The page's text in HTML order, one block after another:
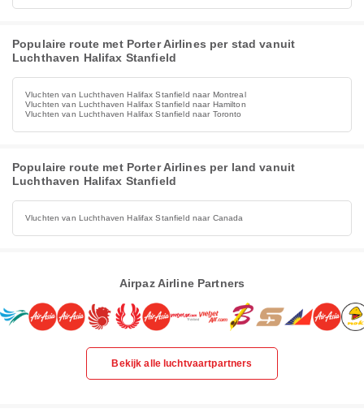
Populaire route met Porter Airlines per stad vanuit
Luchthaven Halifax Stanfield
Vluchten van Luchthaven Halifax Stanfield naar Montreal
Vluchten van Luchthaven Halifax Stanfield naar Hamilton
Vluchten van Luchthaven Halifax Stanfield naar Toronto
Populaire route met Porter Airlines per land vanuit
Luchthaven Halifax Stanfield
Vluchten van Luchthaven Halifax Stanfield naar Canada
Airpaz Airline Partners
Bekijk alle luchtvaartpartners